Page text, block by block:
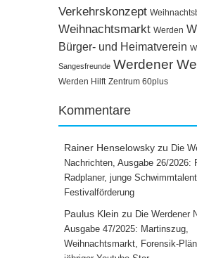
Verkehrskonzept
Weihnachtsmarkt Werden
Bürger- und Heimatverein
Sangesfreunde Werdener
Werden Hilft Zentrum 60plus
Kommentare
Rainer Henselowsky zu Die
Nachrichten, Ausgabe 26/2026:
Radplaner, junge
Festivalförderung
Paulus Klein zu Die Werdener
Ausgabe 47/2025: Martinszug,
Weihnachtsmarkt, Forensik-